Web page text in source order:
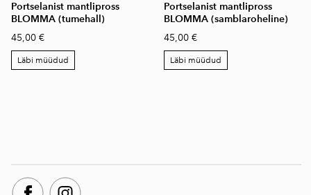
Portselanist mantlipross
BLOMMA (tumehall)
45,00 €
Läbi müüdud
Portselanist mantlipross
BLOMMA (samblaroheline)
45,00 €
Läbi müüdud